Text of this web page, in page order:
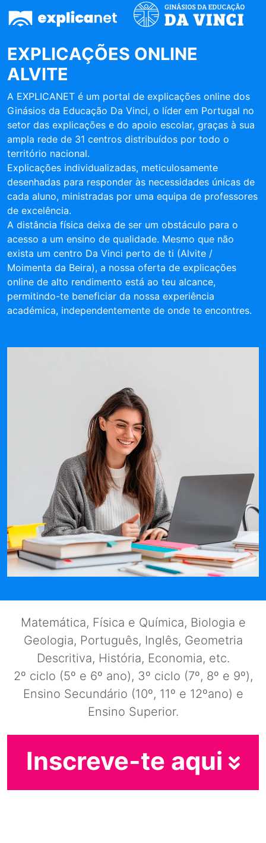
EXPLICAÇÕES ONLINE
ALVITE
A EXPLICANET é um portal de explicações online dos
Ginásios da Educação Da Vinci, o líder em Portugal no
setor das explicações e do apoio escolar, graças à sua
ampla rede de 31 centros distribuídos por todo o
território nacional.
Explicações individualizadas, meticulosamente
desenhadas para responder às necessidades únicas de
cada aluno, ministradas por uma equipa de professores
de excelência.
A distância física deixa de ser um obstáculo para o
acesso a um ensino de qualidade. Mesmo que não
exista um centro Da Vinci perto de ti (Alvite /
Moimenta da Beira), a nossa oferta de explicações
online de alto rendimento está ao teu alcance,
permitindo-te beneficiar da nossa experiência
académica, independentemente de onde te encontres.
Matemática, Física e Química, Biologia e
Geologia, Português, Inglês, Geometria
Descritiva, História, Economia, etc.
2º ciclo (5º e 6º ano), 3º ciclo (7º, 8º e 9º),
Ensino Secundário (10º, 11º e 12ºano) e
Ensino Superior.
Inscreve-te aqui